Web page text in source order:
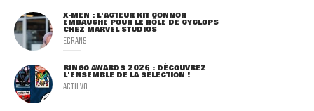
X-MEN : L'ACTEUR KIT CONNOR
EMBAUCHÉ POUR LE RÔLE DE CYCLOPS
CHEZ MARVEL STUDIOS
ECRANS
RINGO AWARDS 2026 : DÉCOUVREZ
L'ENSEMBLE DE LA SÉLECTION !
ACTU VO